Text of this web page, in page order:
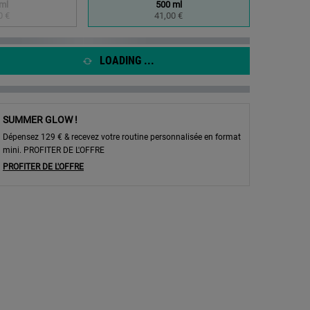
page.
Zoom image
product variation is out of stock,
€
of 2 Selected
500 ml
41,00 €
, 2 of 2
LOADING ...
SUMMER GLOW !
Dépensez 129 € & recevez votre routine personnalisée en format
mini. PROFITER DE L'OFFRE
PROFITER DE L'OFFRE